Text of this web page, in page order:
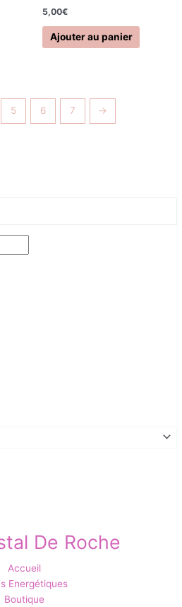
5,00€
Ajouter au panier
5 6 7 →
De Roche
Accueil
Energétiques
Boutique